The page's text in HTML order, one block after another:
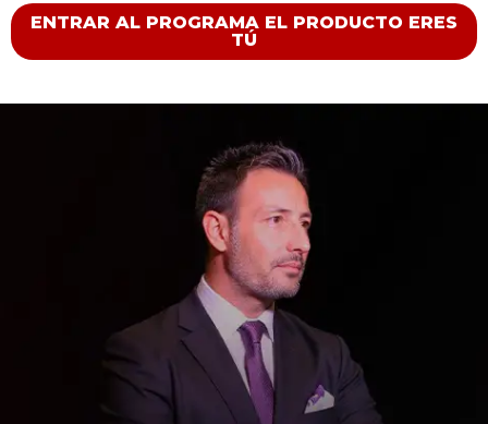
ENTRAR AL PROGRAMA EL PRODUCTO ERES
TÚ